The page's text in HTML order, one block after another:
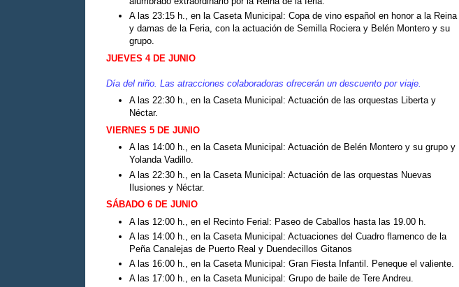
A las 23:15 h., en la Caseta Municipal: Copa de vino español en honor a la Reina
y damas de la Feria, con la actuación de Semilla Rociera y Belén Montero y su
grupo.
JUEVES 4 DE JUNIO
Día del niño. Las atracciones colaboradoras ofrecerán un descuento por viaje.
A las 22:30 h., en la Caseta Municipal: Actuación de las orquestas Liberta y
Néctar.
VIERNES 5 DE JUNIO
A las 14:00 h., en la Caseta Municipal: Actuación de Belén Montero y su grupo y
Yolanda Vadillo.
A las 22:30 h., en la Caseta Municipal: Actuación de las orquestas Nuevas
Ilusiones y Néctar.
SÁBADO 6 DE JUNIO
A las 12:00 h., en el Recinto Ferial: Paseo de Caballos hasta las 19.00 h.
A las 14:00 h., en la Caseta Municipal: Actuaciones del Cuadro flamenco de la
Peña Canalejas de Puerto Real y Duendecillos Gitanos
A las 16:00 h., en la Caseta Municipal: Gran Fiesta Infantil. Peneque el valiente.
A las 17:00 h., en la Caseta Municipal: Grupo de baile de Tere Andreu.